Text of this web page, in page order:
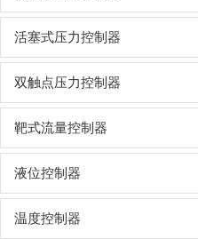
活塞式压力控制器
双触点压力控制器
靶式流量控制器
液位控制器
温度控制器